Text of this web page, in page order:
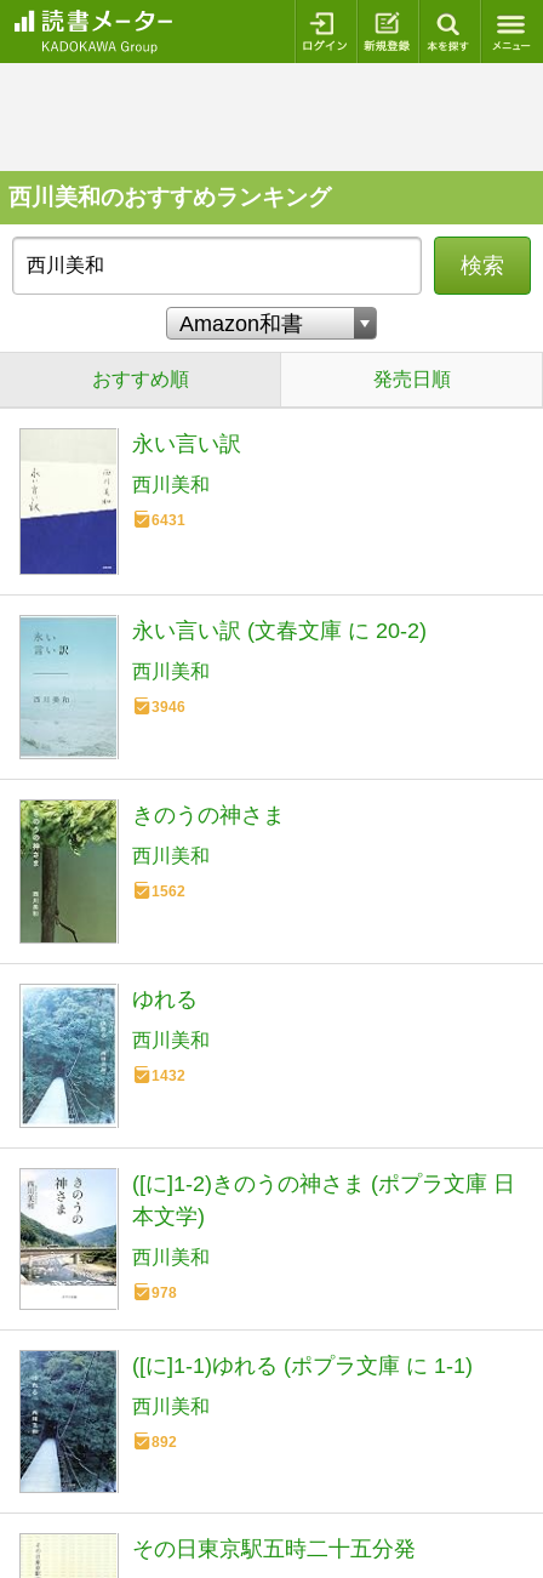
ログイン 新規登録
西川美和のおすすめランキング
検索
おすすめ順 発売日順
永い言い訳
西川美和
6431
永い言い訳 (文春文庫 に 20-2)
西川美和
3946
きのうの神さま
西川美和
1562
ゆれる
西川美和
1432
([に]1-2)きのうの神さま (ポプラ文庫 日
本文学)
西川美和
978
([に]1-1)ゆれる (ポプラ文庫 に 1-1)
西川美和
892
その日東京駅五時二十五分発